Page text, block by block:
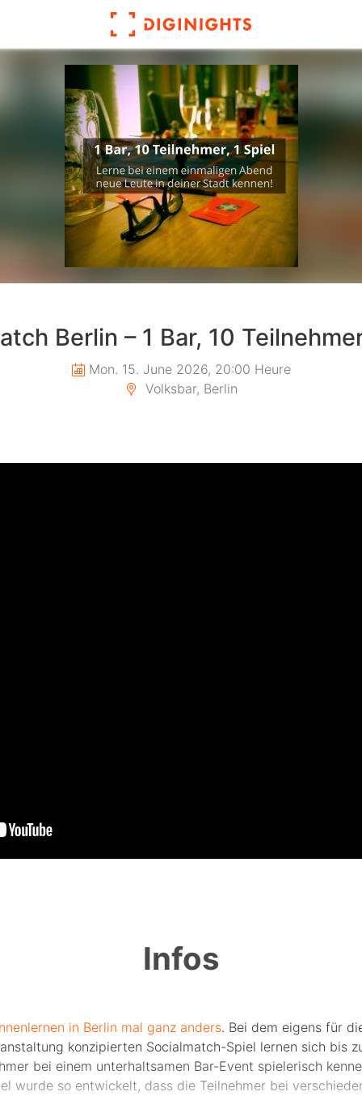
Berlin – 1 Bar, 10
Mon. 15. June 2026, 20:00 Heure
Volksbar, Berlin
Infos
in Berlin mal ganz anders. Bei dem eigens für
konzipierten Socialmatch-Spiel lernen sich bis
bei einem unterhaltsamen Bar-Event spielerisch
wurde so entwickelt, dass die Teilnehmer bei